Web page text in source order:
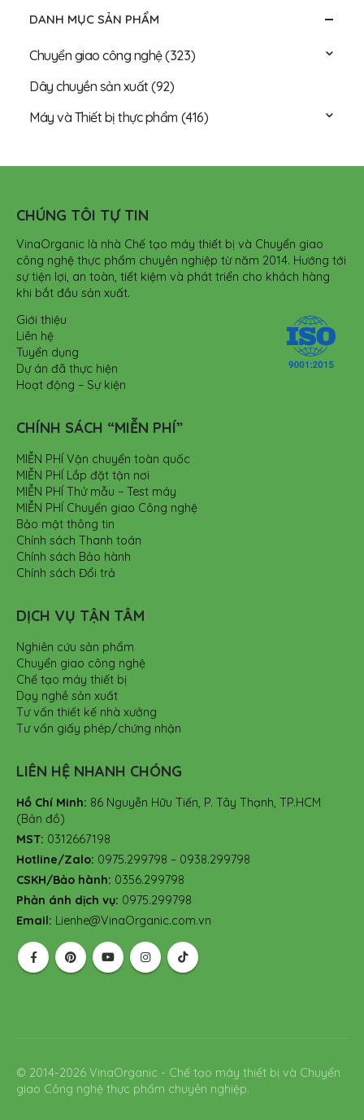
DANH MỤC SẢN PHẨM
Chuyển giao công nghệ(323)
Dây chuyền sản xuất(92)
Máy và Thiết bị thực phẩm (416)
CHÚNG TÔI TỰ TIN
VinaOrganic là nhà Chế tạo máy thiết bị và Chuyển giao
công nghệ thực phẩm chuyên nghiệp từ năm 2014. Hướng tới
sự tiện lợi, an toàn, tiết kiệm và phát triển cho khách hàng
khi bắt đầu sản xuất.
Giới thiệu
Liên hệ
Tuyển dụng
Dự án đã thực hiện
Hoạt động – Sự kiện
CHÍNH SÁCH “MIỄN PHÍ”
MIỄN PHÍ Vận chuyển toàn quốc
MIỄN PHÍ Lắp đặt tận nơi
MIỄN PHÍ Thử mẫu – Test máy
MIỄN PHÍ Chuyển giao Công nghệ
Bảo mật thông tin
Chính sách Thanh toán
Chính sách Bảo hành
Chính sách Đổi trả
DỊCH VỤ TẬN TÂM
Nghiên cứu sản phẩm
Chuyển giao công nghệ
Chế tạo máy thiết bị
Dạy nghề sản xuất
Tư vấn thiết kế nhà xưởng
Tư vấn giấy phép/chứng nhận
LIÊN HỆ NHANH CHÓNG
Hồ Chí Minh: 86 Nguyễn Hữu Tiến, P. Tây Thạnh, TP.HCM
(Bản đồ)
MST: 0312667198
Hotline/Zalo: 0975.299798 – 0938.299798
CSKH/Bảo hành: 0356.299798
Phản ánh dịch vụ: 0975.299798
Email: Lienhe@VinaOrganic.com.vn
© 2014-2026 VinaOrganic - Chế tạo máy thiết bị và Chuyển
giao Công nghệ thực phẩm chuyên nghiệp.